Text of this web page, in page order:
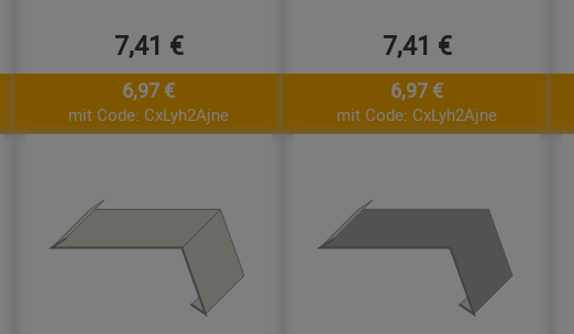
7,41 €
6,97 €
mit Code: CxLyh2Ajne
7,41 €
6,97 €
mit Code: CxLyh2Ajne